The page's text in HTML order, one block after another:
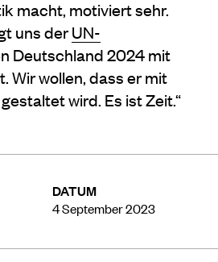
DATUM
4 September 2023
macht, motiviert sehr.
uns derUN-
Deutschland 2024 mit
Wir wollen, dass er mit
wird. Es ist Zeit.“